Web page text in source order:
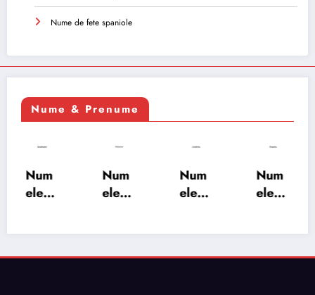
Nume de fete spaniole
Nume & Prenume
Num
ele
semn
Num
ele
semn
Num
ele
semn
Num
ele
ificați